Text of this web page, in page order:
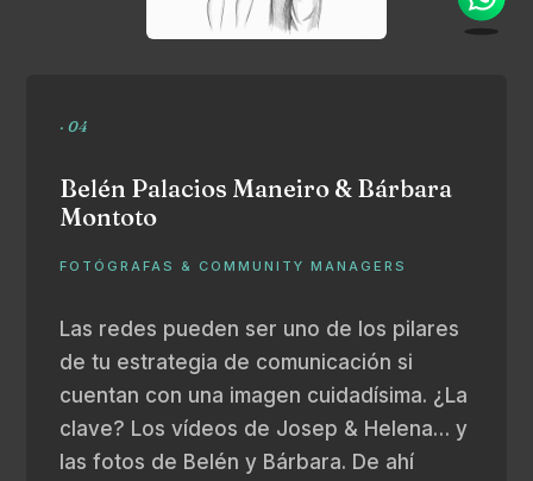
· 04
Belén Palacios Maneiro & Bárbara
Montoto
FOTÓGRAFAS & COMMUNITY MANAGERS
Las redes pueden ser uno de los pilares
de tu estrategia de comunicación si
cuentan con una imagen cuidadísima. ¿La
clave? Los vídeos de Josep & Helena… y
las fotos de Belén y Bárbara. De ahí